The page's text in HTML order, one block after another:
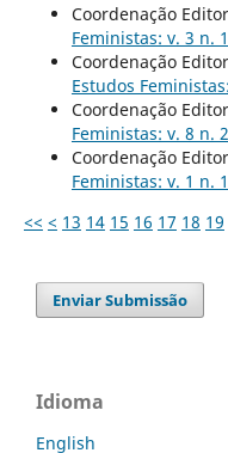
Coordenação
Feministas: v. 3 n.
Coordenação
Estudos
Coordenação
Feministas: v. 8 n.
Coordenação
Feministas: v. 1 n.
<< < 13 14 15 16 17 18 19
Enviar Submissão
Idioma
English